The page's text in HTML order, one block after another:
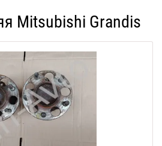
Mitsubishi Grandis